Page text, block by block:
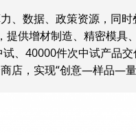
、数据、政策资源，同
供增材制造、精密模具
、40000件次中试产品
店，实现“创意—样品—量